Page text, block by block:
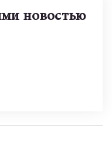
новостью